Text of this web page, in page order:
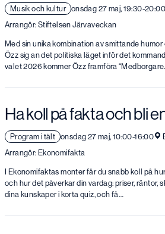
Musik och kultur onsdag 27 maj, 19:30-20:00
Arrangör: Stiftelsen Järvaveckan
Med sin unika kombination av smittande
Özz sig an det politiska läget inför det
valet 2026 kommer Özz framföra
Ha koll på fakta och bli
Program i tält onsdag 27 maj, 10:00-16:00
Arrangör: Ekonomifakta
I Ekonomifaktas monter får du snabb koll på
och hur det påverkar din vardag: priser, räntor,
dina kunskaper i korta quiz, och få…